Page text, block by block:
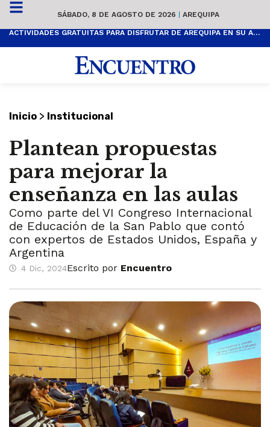
SÁBADO, 8 DE AGOSTO DE 2026 | AREQUIPA
ACTIVIDADES GRATUITAS PARA DISFRUTAR DE AREQUIPA EN SU ANIVERSARIO
Inicio > Institucional
Plantean propuestas
para mejorar la
enseñanza en las aulas
Como parte del VI Congreso Internacional
de Educación de la San Pablo que contó
con expertos de Estados Unidos, España y
Argentina
4 Dic, 2024Escrito por Encuentro